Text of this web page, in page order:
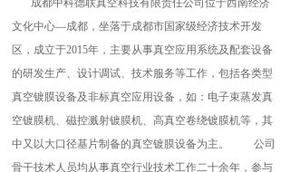
t
i
o
n
文化中心—成都，坐落于成都市国家级经济技术开发
区，成立于2015年，主要从事真空应用系统及配套设备
的研发生产、设计调试、技术服务等工作，包括各类型
真空镀膜设备及非标真空应用设备，如：电子束蒸发真
空镀膜机、磁控溅射镀膜机、高真空卷绕镀膜机等，其
中又以大口径基片制备的真空镀膜设备为主。         公司
骨干技术人员均从事真空行业技术工作二十余年，参与